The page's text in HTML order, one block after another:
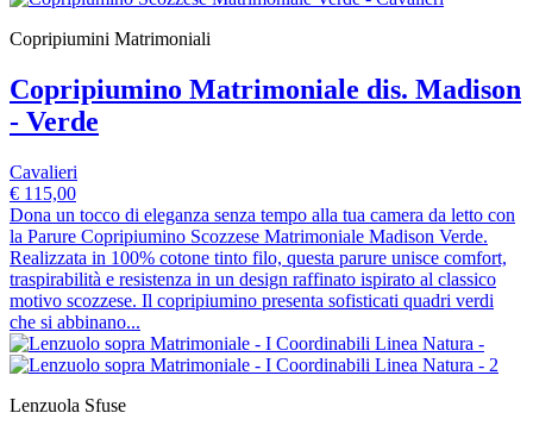
Copripiumini Matrimoniali
Copripiumino Matrimoniale dis. Madison
- Verde
Cavalieri
€ 115,00
Dona un tocco di eleganza senza tempo alla tua camera da letto con
la Parure Copripiumino Scozzese Matrimoniale Madison Verde.
Realizzata in 100% cotone tinto filo, questa parure unisce comfort,
traspirabilità e resistenza in un design raffinato ispirato al classico
motivo scozzese. Il copripiumino presenta sofisticati quadri verdi
che si abbinano...
Lenzuola Sfuse